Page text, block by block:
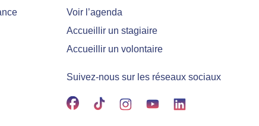
Voir l’agenda
Accueillir un stagiaire
Accueillir un volontaire
Suivez-nous sur les réseaux sociaux